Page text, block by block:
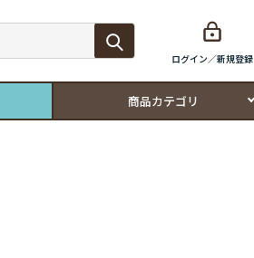
ログイン／新規登録
商品カテゴリ